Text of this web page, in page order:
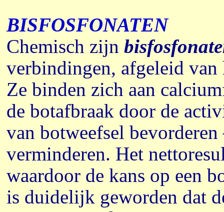
BISFOSFONATEN
Chemisch zijn
verbindingen, afgeleid
Ze binden zich aan
de botafbraak door de
van botweefsel
verminderen. Het
waardoor de kans op een
is duidelijk geworden dat